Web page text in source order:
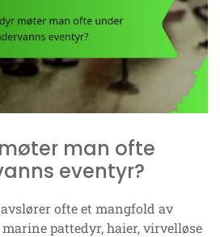
man ofte
eventyr?
ofte et mangfold av
pattedyr, haier, virvelløse